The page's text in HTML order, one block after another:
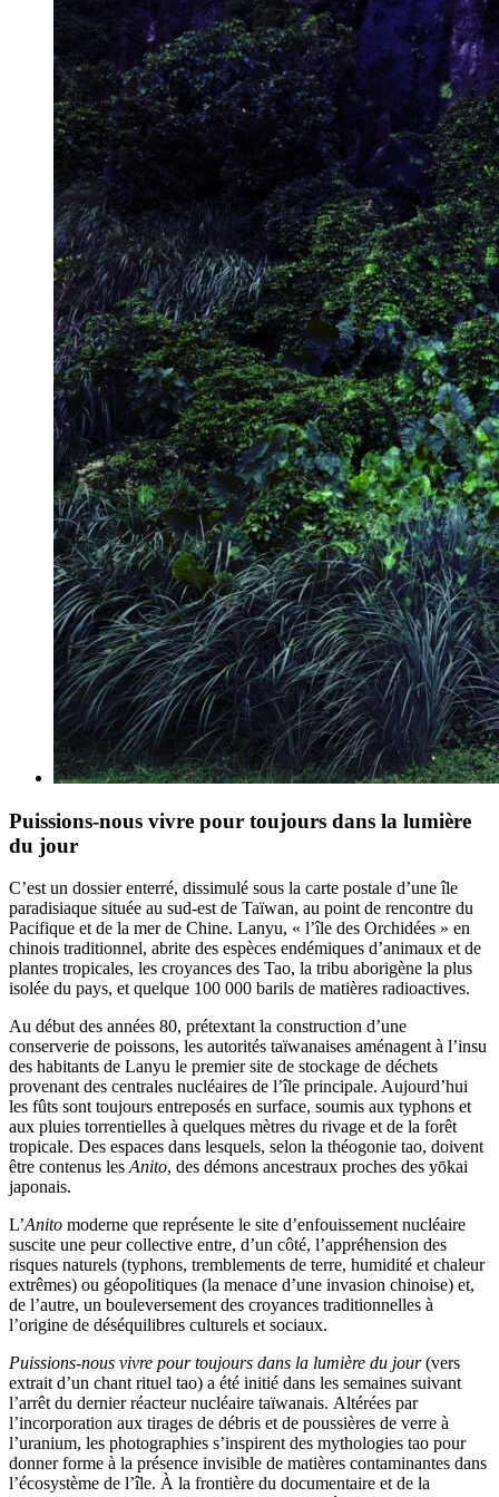
Puissions-nous vivre pour toujours dans la lumière
du jour
C’est un dossier enterré, dissimulé sous la carte postale d’une île
paradisiaque située au sud-est de Taïwan, au point de rencontre du
Pacifique et de la mer de Chine. Lanyu, « l’île des Orchidées » en
chinois traditionnel, abrite des espèces endémiques d’animaux et de
plantes tropicales, les croyances des Tao, la tribu aborigène la plus
isolée du pays, et quelque 100 000 barils de matières radioactives.
Au début des années 80, prétextant la construction d’une
conserverie de poissons, les autorités taïwanaises aménagent à l’insu
des habitants de Lanyu le premier site de stockage de déchets
provenant des centrales nucléaires de l’île principale. Aujourd’hui
les fûts sont toujours entreposés en surface, soumis aux typhons et
aux pluies torrentielles à quelques mètres du rivage et de la forêt
tropicale. Des espaces dans lesquels, selon la théogonie tao, doivent
être contenus lesAnito, des démons ancestraux proches des yōkai
japonais.
L’Anito moderne que représente le site d’enfouissement nucléaire
suscite une peur collective entre, d’un côté, l’appréhension des
risques naturels (typhons, tremblements de terre, humidité et chaleur
extrêmes) ou géopolitiques (la menace d’une invasion chinoise) et,
de l’autre, un bouleversement des croyances traditionnelles à
l’origine de déséquilibres culturels et sociaux.
Puissions-nous vivre pour toujours dans la lumière du jour(vers
extrait d’un chant rituel tao) a été initié dans les semaines suivant
l’arrêt du dernier réacteur nucléaire taïwanais. Altérées par
l’incorporation aux tirages de débris et de poussières de verre à
l’uranium, les photographies s’inspirent des mythologies tao pour
donner forme à la présence invisible de matières contaminantes dans
l’écosystème de l’île. À la frontière du documentaire et de la